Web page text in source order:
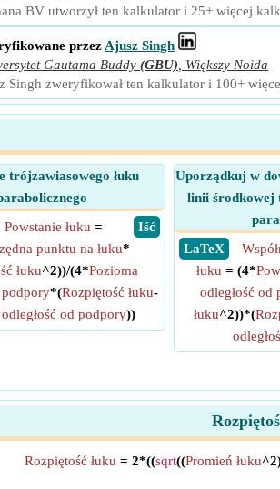
BV utworzył ten kalkulator i 25+ więcej
przez Ajusz Singh
Gautama Buddy (GBU)
Większy Noida
Singh zweryfikował ten kalkulator i 100+
trójzawiasowego łuku
​ Iść
Powstanie łuku =
punktu na łuku*
łuku^2))/(4*Pozioma
podpory*(Rozpiętość łuku-
od podpory))
Uporządkuj w
linii środkowej
​ LaTeX
łuku = (4*
odległość od
łuku^2))*(
Rozpiętość łuku = 2*((sqrt((Promień łuku